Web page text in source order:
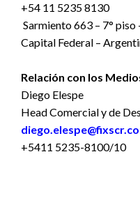
+54 11 5235 8130
Sarmiento 663 – 7°
Capital Federal –
Relación con los
Diego Elespe
Head Comercial y de
+5411 5235-8100/10